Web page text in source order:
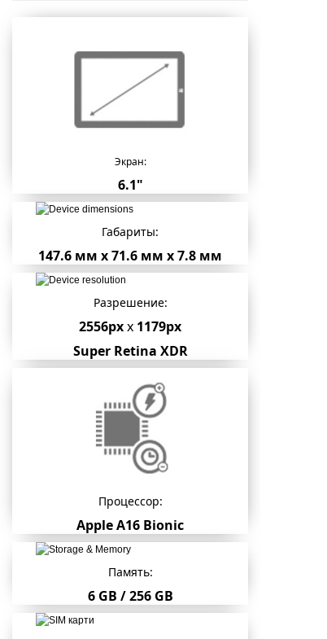
Экран:
6.1"
Габариты:
147.6 мм х 71.6 мм х 7.8 мм
Разрешение:
2556pxx 1179px
Super Retina XDR
Процессор:
Apple A16 Bionic
Память:
6 GB / 256 GB